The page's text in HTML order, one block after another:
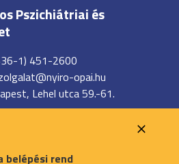
Pszichiátriai és
1) 451-2600
opai.hu
Lehel utca 59.-61.
belépési rend